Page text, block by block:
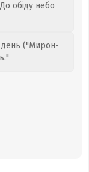
обіду небо
день ("Мирон-